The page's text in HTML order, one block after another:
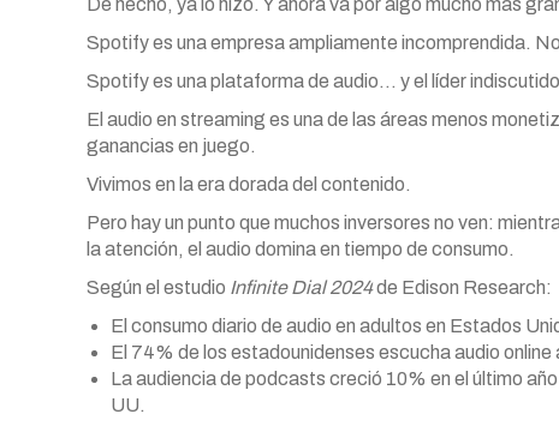
De hecho, ya lo hizo. Y ahora va por algo mucho más
Spotify es una empresa ampliamente incomprendida.
Spotify es una plataforma de audio… y el líder
El audio en streaming es una de las áreas menos
ganancias en juego.
Vivimos en la era dorada del contenido.
Pero hay un punto que muchos inversores no ven:
la atención, el audio domina en tiempo de consumo.
Según el estudio Infinite Dial 2024de Edison Research:
El consumo diario de audio en adultos en Estados
El 74% de los estadounidenses escucha audio online
La audiencia de podcasts creció 10% en el último
UU.